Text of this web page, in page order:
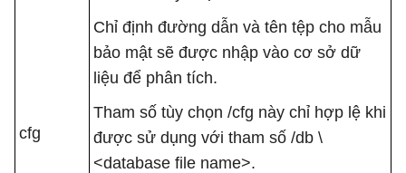
cfg
Chỉ định đường dẫn và tên tệp cho mẫu
bảo mật sẽ được nhập vào cơ sở dữ
liệu để phân tích.
Tham số tùy chọn /cfg này chỉ hợp lệ khi
được sử dụng với tham số /db \
<database file name>.